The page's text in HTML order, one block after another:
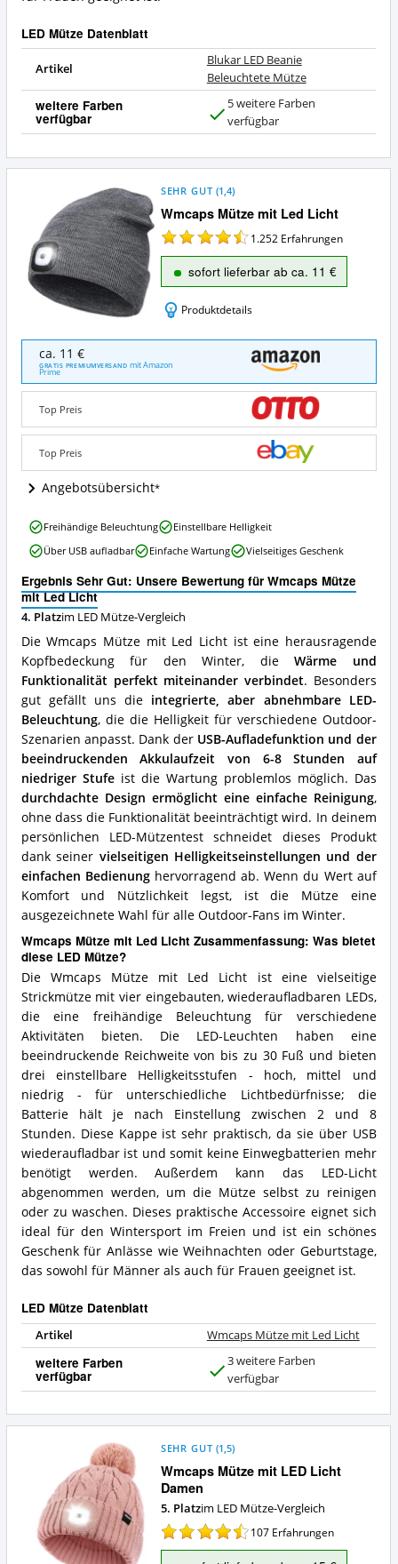
LED Mütze Datenblatt
Artikel
Blukar LED Beanie
Beleuchtete Mütze
weitere Farben
verfügbar
a
5 weitere Farben
verfügbar
Wmcaps Mütze mit Led Licht
SEHR GUT (1,4)
1.252 Erfahrungen
sofort lieferbar ab ca. 11 €
Produktdetails
Wmcaps
Mütze
Led
Licht
Angebote:
diese
LED
erhältlich?
ca. 11 €
GRATIS PREMIUMVERSAND mit Amazon
Prime
Top Preis
Top Preis
Angebotsübersicht
Ergebnis Sehr Gut: Unsere Bewertung für Wmcaps Mütze
mit Led Licht
4. Platzim LED Mütze-Vergleich
Die Wmcaps Mütze mit Led Licht ist eine herausragende
Kopfbedeckung für den Winter, dieWärme und
Funktionalität perfekt miteinander verbindet. Besonders
gut gefällt uns die integrierte, aber abnehmbare LED-
Beleuchtung, die die Helligkeit für verschiedene Outdoor-
Szenarien anpasst. Dank der USB-Aufladefunktion und der
beeindruckenden Akkulaufzeit von 6-8 Stunden auf
niedriger Stufeist die Wartung problemlos möglich. Das
durchdachte Design ermöglicht eine einfache Reinigung,
ohne dass die Funktionalität beeinträchtigt wird. In deinem
persönlichen LED-Mützentest schneidet dieses Produkt
dank seiner vielseitigen Helligkeitseinstellungen und der
einfachen Bedienunghervorragend ab. Wenn du Wert auf
Komfort und Nützlichkeit legst, ist die Mütze eine
ausgezeichnete Wahl für alle Outdoor-Fans im Winter.
Wmcaps Mütze mit Led Licht Zusammenfassung: Was bietet
diese LED Mütze?
Die Wmcaps Mütze mit Led Licht ist eine vielseitige
Strickmütze mit vier eingebauten, wiederaufladbaren LEDs,
die eine freihändige Beleuchtung für verschiedene
Aktivitäten bieten. Die LED-Leuchten haben eine
beeindruckende Reichweite von bis zu 30 Fuß und bieten
drei einstellbare Helligkeitsstufen - hoch, mittel und
niedrig - für unterschiedliche Lichtbedürfnisse; die
Batterie hält je nach Einstellung zwischen 2 und 8
Stunden. Diese Kappe ist sehr praktisch, da sie über USB
wiederaufladbar ist und somit keine Einwegbatterien mehr
benötigt werden. Außerdem kann das LED-Licht
abgenommen werden, um die Mütze selbst zu reinigen
oder zu waschen. Dieses praktische Accessoire eignet sich
ideal für den Wintersport im Freien und ist ein schönes
Geschenk für Anlässe wie Weihnachten oder Geburtstage,
das sowohl für Männer als auch für Frauen geeignet ist.
LED Mütze Datenblatt
Artikel Wmcaps Mütze mit Led Licht
weitere Farben
verfügbar
a
3 weitere Farben
verfügbar
Wmcaps
Mütze
mit
Licht
Vorteile:
Was
spricht
für
diese
LED
Mütze?
Freihändige Beleuchtung
Einstellbare Helligkeit
Über USB aufladbar
Einfache Wartung Vielseitiges Geschenk
Wmcaps Mütze mit LED Licht
Damen
SEHR GUT (1,5)
5. Platzim LED Mütze-Vergleich
107 Erfahrungen